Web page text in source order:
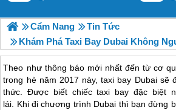
Cẩm Nang
Tin Tức
Khám Phá Taxi Bay Dubai Không
Theo như thông báo mới nhất đến từ cơ
trong hè năm 2017 này, taxi bay Dubai sẽ
thức. Được biết chiếc taxi bay đặc biệt
lái. Khi đi chương trình Dubai thì bạn đừng